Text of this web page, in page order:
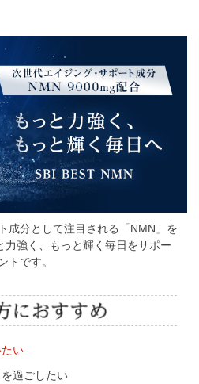
成分として注目される「NMN」を
強く、もっと輝く毎日をサポー
トです。
い
過ごしたい